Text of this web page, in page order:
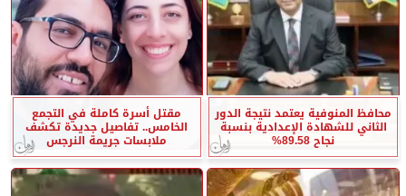
محافظ المنوفية يعتمد نتيجة الدور
الثاني للشهادة الإعدادية بنسبة
نجاح 89.58%
مقتل أسرة كاملة في التجمع
الخامس.. تفاصيل جديدة تكشف
ملابسات جريمة النرجس